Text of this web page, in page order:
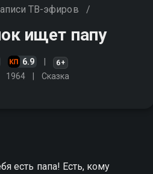
ТВ-эфиров /
ищет папу
6.9 6+
1964 Сказка
есть папа! Есть, кому